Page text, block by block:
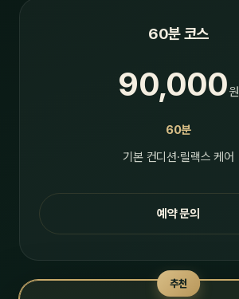
60분 코스
90,000원
60분
기본 컨디션·릴랙스 케어
예약 문의
추천